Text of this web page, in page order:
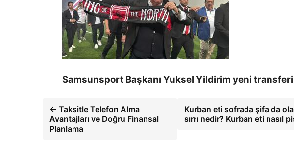
Samsunsport Başkanı Yuksel Yildirim yeni
← Taksitle Telefon Alma
Avantajları ve Doğru Finansal
Planlama
Kurban eti sofrada şifa da
sırrı nedir? Kurban eti